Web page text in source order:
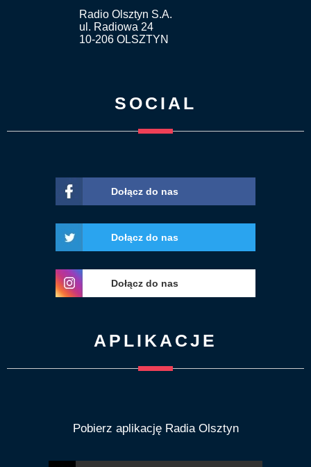
Radio Olsztyn S.A.
ul. Radiowa 24
10-206 OLSZTYN
SOCIAL
Dołącz do nas
Dołącz do nas
Dołącz do nas
APLIKACJE
Pobierz aplikację Radia Olsztyn